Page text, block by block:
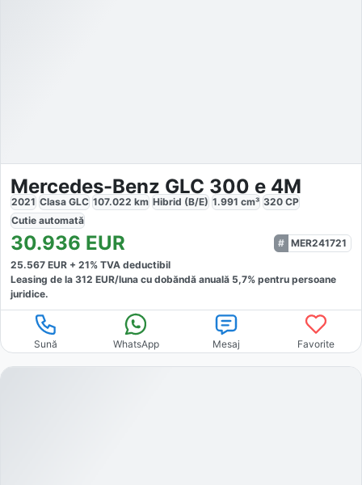
Mercedes-Benz GLC 300 e 4M
2021 Clasa GLC 107.022 km Hibrid (B/E) 1.991 cm³ 320 CP
Cutie automată
30.936 EUR
MER241721
25.567 EUR + 21% TVA deductibil
Leasing de la 312 EUR/luna cu dobăndă anuală 5,7% pentru persoane
juridice.
Sună WhatsApp Mesaj Favorite